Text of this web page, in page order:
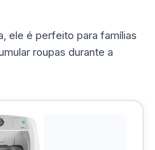
ele é perfeito para famílias
roupas durante a